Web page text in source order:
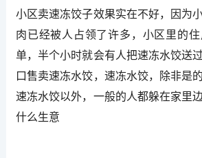
小区卖速冻饺子效果实在不好，因为
肉已经被人占领了许多，小区里的
单，半个小时就会有人把速冻水饺送
口售卖速冻水饺，速冻水饺，除非是
速冻水饺以外，一般的人都躲在家里
什么生意